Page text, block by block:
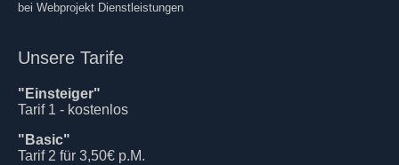
bei Webprojekt Dienstleistungen
Unsere Tarife
"Einsteiger"
Tarif 1 - kostenlos
"Basic"
Tarif 2 für 3,50€ p.M.